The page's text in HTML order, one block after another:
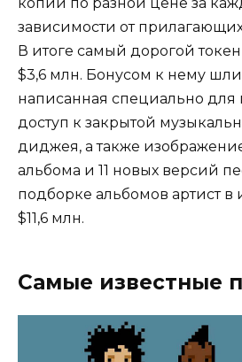
зависимости от
В итоге самый дорогой
$3,6 млн. Бонусом к нему
написанная специально для
доступ к закрытой
диджея, а также
альбома и 11 новых версий
подборке альбомов артист в
$11,6 млн.
Самые известные